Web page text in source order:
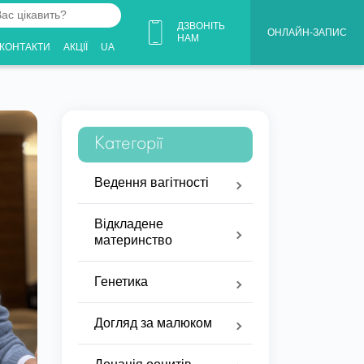
КОНТАКТИ АКЦІЇ UA
ДЗВОНІТЬ
НАМ
ОНЛАЙН-ЗАПИС
Категорії
Ведення вагітності
Відкладене
материнство
Генетика
Догляд за малюком